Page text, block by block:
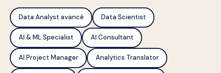
Data Analyst avancé Data Scientist
AI & ML Specialist AI Consultant
AI Project Manager Analytics Translator